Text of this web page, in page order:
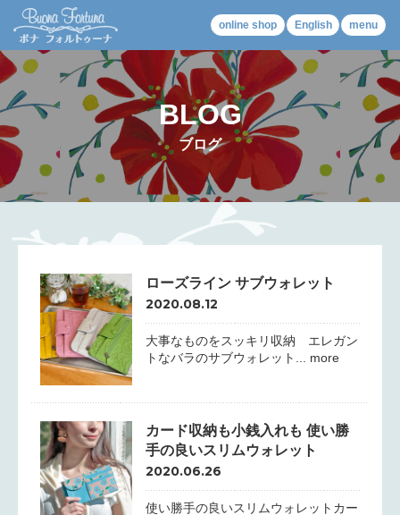
online shop English menu
BLOG
ブログ
ローズライン サブウォレット
2020.08.12
大事なものをスッキリ収納 エレガン
トなバラのサブウォレット... more
カード収納も小銭入れも 使い勝
手の良いスリムウォレット
2020.06.26
使い勝手の良いスリムウォレットカー